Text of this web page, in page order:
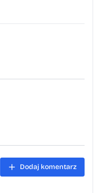
wersje portalu
Dodaj komentarz